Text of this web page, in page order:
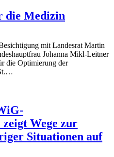
die Medizin
mit Landesrat Martin
Johanna Mikl-Leitner
die Optimierung der
…
Wege zur
Situationen auf